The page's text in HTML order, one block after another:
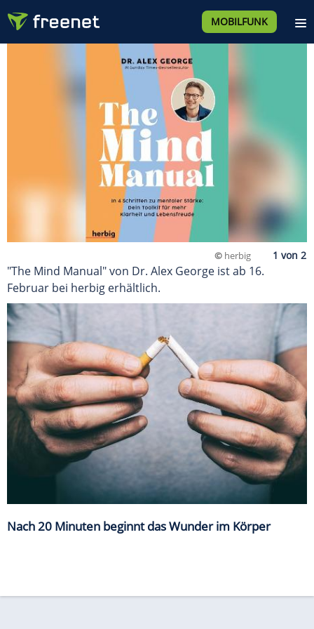
MOBILFUNK
© herbig
"The Mind Manual" von Dr. Alex George ist ab 16.
Februar bei herbig erhältlich.
Nach 20 Minuten beginnt das Wunder im Körper